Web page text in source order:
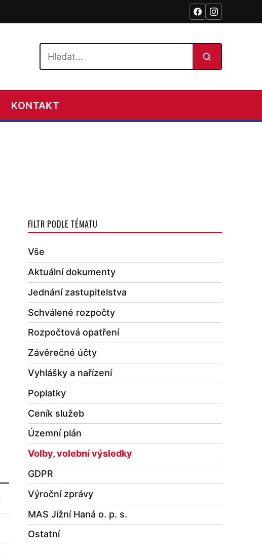
KONTAKT
FILTR PODLE TÉMATU
Vše
Aktuální dokumenty
Jednání zastupitelstva
Schválené rozpočty
Rozpočtová opatření
Závěrečné účty
Vyhlášky a nařízení
Poplatky
Ceník služeb
Územní plán
Volby, volební výsledky
GDPR
Výroční zprávy
MAS Jižní Haná o. p. s.
Ostatní